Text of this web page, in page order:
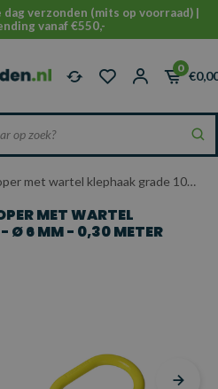
verzonden (mits op voorraad) |
vanaf €550,-
0
klephaak grade 100 - Ø 6 mm - 0,30 meter
MET WARTEL
- Ø 6 MM - 0,30 METER